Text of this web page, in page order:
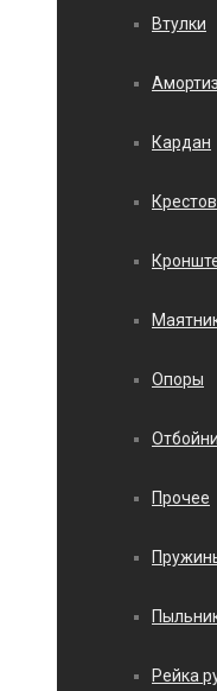
Втулки
Кардан
Опоры
Прочее
Рейка